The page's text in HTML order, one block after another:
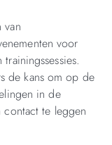
van
voor
de kans om op de
in de
te leggen